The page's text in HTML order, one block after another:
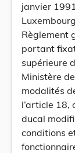
janvier
Règlement
portant
supérieure
Ministère
modalités
l’article 18,
ducal
conditions